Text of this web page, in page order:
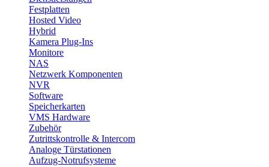
Festplatten
Hosted Video
Hybrid
Kamera Plug-Ins
Monitore
NAS
Netzwerk Komponenten
NVR
Software
Speicherkarten
VMS Hardware
Zubehör
Zutrittskontrolle & Intercom
Analoge Türstationen
Aufzug-Notrufsysteme